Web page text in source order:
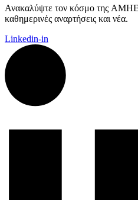
Ανακαλύψτε τον κόσμο της
καθημερινές αναρτήσεις και νέα.
Linkedin-in